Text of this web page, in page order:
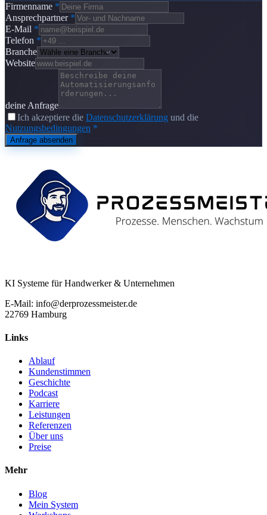
Firmenname *
Ansprechpartner *
E-Mail *
Telefon *
Branche
Website
deine Anfrage
Ich akzeptiere die Datenschutzerklärung und die
Nutzungsbedingungen *
Anfrage absenden
KI Systeme für Handwerker & Unternehmen
E-Mail: info@derprozessmeister.de
22769 Hamburg
Links
Ablauf
Kundenstimmen
Geschichte
Podcast
Karriere
Leistungen
Referenzen
Über uns
Preise
Mehr
Blog
Mein System